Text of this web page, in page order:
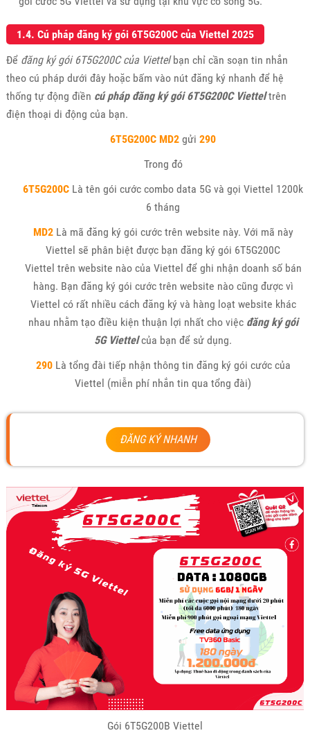
1.4. Cú pháp đăng ký gói 6T5G200C của Viettel 2025
Để đăng ký gói 6T5G200C của Viettelbạn chỉ cần soạn tin nhắn
theo cú pháp dưới đây hoặc bấm vào nút đăng ký nhanh để hệ
thống tự động điền cú pháp đăng ký gói 6T5G200C Vietteltrên
điện thoại di động của bạn.
6T5G200C MD2 gửi 290
Trong đó
6T5G200C Là tên gói cước combo data 5G và gọi Viettel 1200k
6 tháng
MD2 Là mã đăng ký gói cước trên website này. Với mã này
Viettel sẽ phân biệt được bạn đăng ký gói 6T5G200C
Viettel trên website nào của Viettel để ghi nhận doanh số bán
hàng. Bạn đăng ký gói cước trên website nào cũng được vì
Viettel có rất nhiều cách đăng ký và hàng loạt website khác
nhau nhằm tạo điều kiện thuận lợi nhất cho việc đăng ký gói
5G Viettelcủa bạn để sử dụng.
290Là tổng đài tiếp nhận thông tin đăng ký gói cước của
Viettel (miễn phí nhắn tin qua tổng đài)
ĐĂNG KÝ NHANH
Gói 6T5G200B Viettel